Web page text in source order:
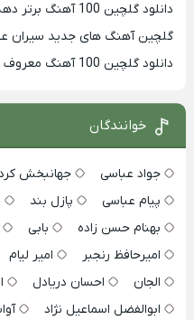
دانلود گلچین 100 آهنگ برتر دهه 90
گلچین آهنگ های جدید سیران عثمان
دانلود گلچین 100 آهنگ معروف دهه 80
خوانندگان
جواد عباسی جهانبخش
پیام عباسی
پازل بند
بهنام حسن زاده
بابی
امیرحافظ رنجبر
امیر لیام
الجان
احسان دریادل
ابوالفضل اسماعیل نژاد